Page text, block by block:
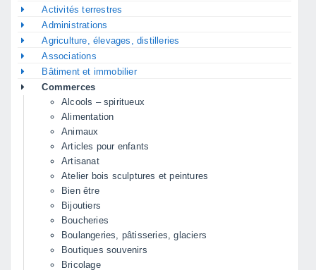
Activités terrestres
Administrations
Agriculture, élevages, distilleries
Associations
Bâtiment et immobilier
Commerces
Alcools – spiritueux
Alimentation
Animaux
Articles pour enfants
Artisanat
Atelier bois sculptures et peintures
Bien être
Bijoutiers
Boucheries
Boulangeries, pâtisseries, glaciers
Boutiques souvenirs
Bricolage